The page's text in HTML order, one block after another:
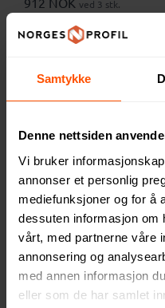
Samtykke
Denne nettsiden
Vi bruker
annonser et personlig
mediefunksjoner og for å
dessuten informasjon om
vårt, med partnerne våre
annonsering og
med annen informasjon
eller som de har samlet
ved 3 stk.
Nova RPET Sateng
Morgenkåpe
505 NOKved 100 stk.